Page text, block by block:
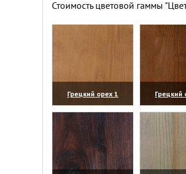
Стоимость цветовой гаммы
Грецкий орех 1
(увеличить)
Грецкий